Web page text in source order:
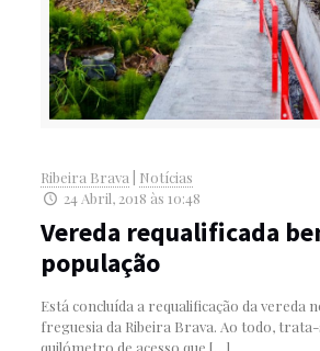
Ribeira Brava| Notícias
24 Abril, 2018 às 10:48
Vereda requalificada
população
Está concluída a requalificação da vereda
freguesia da Ribeira Brava. Ao todo,